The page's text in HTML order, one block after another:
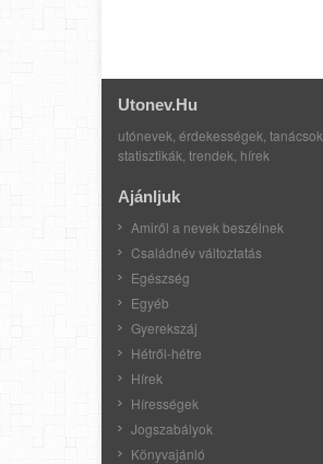
Utonev.hu
utónevek, érdekességek, tanácsok,
statisztikák, trendek, hírek
Ajánljuk
Amiről a nevek beszélnek
Családnév változtatás
Egészség
Egyéb
Gyerekszáj
Hétről-hétre
Hírek
Hírességek
Jogszabályok
Könyvajánló